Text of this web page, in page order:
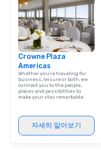
office, hotel or meeting
Crowne Plaza
Americas
Whether you’re traveling for
business, leisure or both, we
connect you to the people,
places and possibilities to
make your stay remarkable.
자세히 알아보기